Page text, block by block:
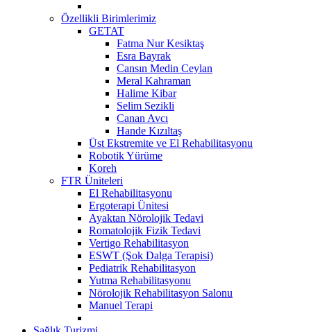
Özellikli Birimlerimiz
GETAT
Fatma Nur Kesiktaş
Esra Bayrak
Cansın Medin Ceylan
Meral Kahraman
Halime Kibar
Selim Sezikli
Canan Avcı
Hande Kızıltaş
Üst Ekstremite ve El Rehabilitasyonu
Robotik Yürüme
Koreh
FTR Üniteleri
El Rehabilitasyonu
Ergoterapi Ünitesi
Ayaktan Nörolojik Tedavi
Romatolojik Fizik Tedavi
Vertigo Rehabilitasyon
ESWT (Şok Dalga Terapisi)
Pediatrik Rehabilitasyon
Yutma Rehabilitasyonu
Nörolojik Rehabilitasyon Salonu
Manuel Terapi